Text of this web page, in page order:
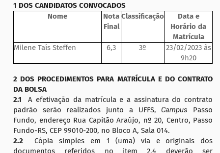
1 DOS CANDIDATOS CONVOCADOS
Nome
Nota
Final
Classificação
Data e
Horário da
Matrícula
Milene Taís Steffen
6,3 3º
23/02/2023 às
9h20
2 DOS PROCEDIMENTOS PARA MATRÍCULA E DO CONTRATO
DA BOLSA
2.1
A efetivação da matrícula e a assinatura do contrato
padrão serão realizados junto a UFFS, Campus Passo
Fundo, endereço Rua Capitão Araújo, nº 20, Centro, Passo
Fundo-RS, CEP 99010-200, no Bloco A, Sala 014.
2.2
Cópia simples em 1 (uma) via e originais dos
documentos referidos no item 2.4 deverão ser